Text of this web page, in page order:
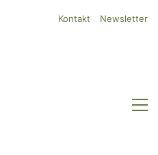
Kontakt Newsletter